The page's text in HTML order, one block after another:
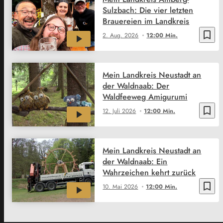
bookmark_border
2. Aug. 2026 12:00 Min.
Sulzbach: Die vier letzten
Brauereien im Landkreis
bookmark_border
12. Juli 2026 12:00 Min.
Mein Landkreis Neustadt an
der Waldnaab: Der
Waldfeeweg Amigurumi
bookmark_border
10. Mai 2026 12:00 Min.
Mein Landkreis Neustadt an
der Waldnaab: Ein
Wahrzeichen kehrt zurück